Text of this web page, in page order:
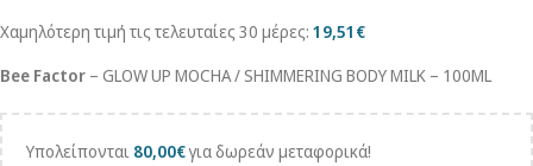
Χαμηλότερη τιμή τις τελευταίες 30 μέρες: 19,51 €
Bee Factor – GLOW UP MOCHA / SHIMMERING BODY MILK – 100ML
Υπολείπονται 80,00€για δωρεάν μεταφορικά!